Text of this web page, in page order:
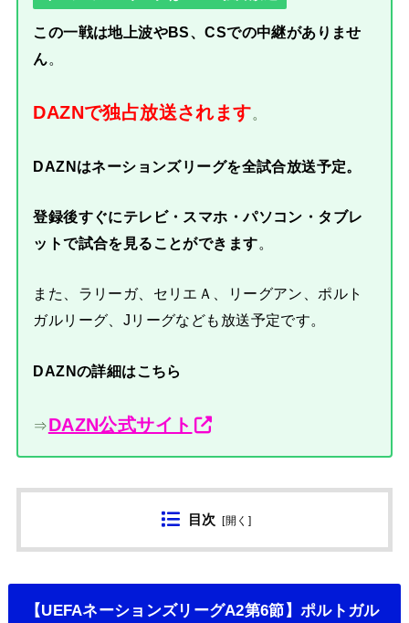
この一戦は地上波やBS、CSでの中継がありませ
ん。
DAZNで独占放送されます。
DAZNはネーションズリーグを全試合放送予定。
登録後すぐにテレビ・スマホ・パソコン・タブレ
ットで試合を見ることができます。
また、ラリーガ、セリエＡ、リーグアン、ポルト
ガルリーグ、Jリーグなども放送予定です。
DAZNの詳細はこちら
⇒DAZN公式サイト
目次 [開く ]
【UEFAネーションズリーグA2第6節】ポルトガル